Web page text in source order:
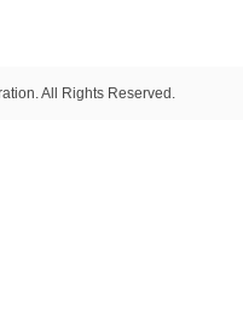
All Rights Reserved.